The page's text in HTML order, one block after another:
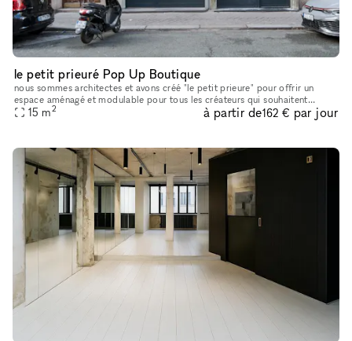
le petit prieuré Pop Up Boutique
nous sommes architectes et avons créé "le petit prieure" pour offrir un
espace aménagé et modulable pour tous les créateurs qui souhaitent
présenter leur travaux ( designers, artistes, céramistes, ph
15 m2 à partir de162 € par jour